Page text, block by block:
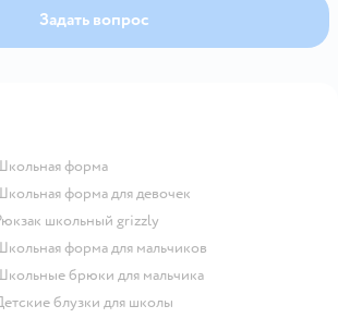
Задать вопрос
Школьная форма
Школьная форма для девочек
Рюкзак школьный grizzly
Школьная форма для мальчиков
Школьные брюки для мальчика
Детские блузки для школы